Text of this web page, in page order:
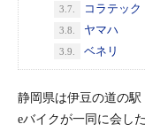
3.7. コラテック
3.8. ヤマハ
3.9. ベネリ
静岡県は伊豆の道の
eバイクが一同に会し